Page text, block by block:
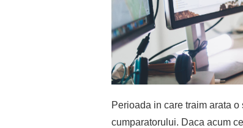
Perioada in care traim arata
cumparatorului. Daca acum